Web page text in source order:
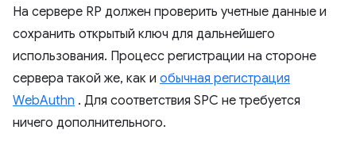
На сервере RP должен проверить учетные данные и
сохранить открытый ключ для дальнейшего
использования. Процесс регистрации на стороне
сервера такой же, как и обычная регистрация
WebAuthn . Для соответствия SPC не требуется
ничего дополнительного.